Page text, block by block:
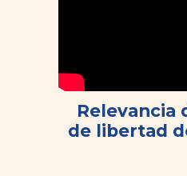
Relevancia
de libertad